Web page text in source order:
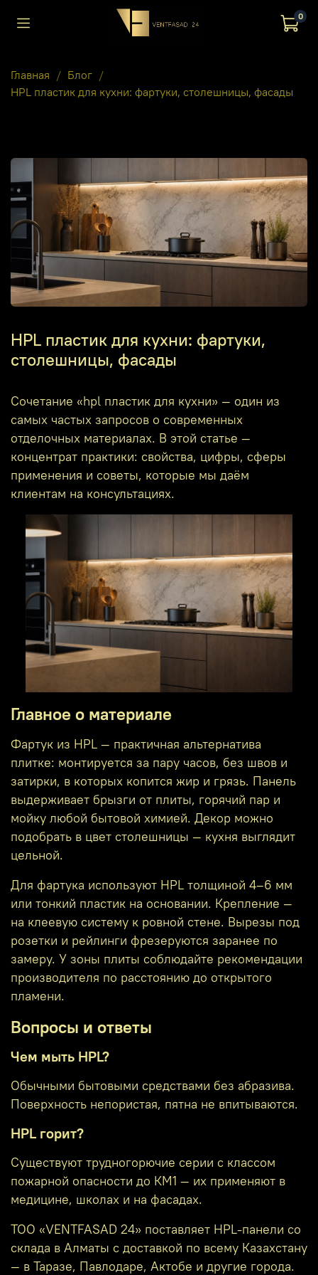
0
Главная
Блог
HPL пластик для кухни: фартуки, столешницы, фасады
HPL пластик для кухни: фартуки,
столешницы, фасады
Сочетание «hpl пластик для кухни» — один из
самых частых запросов о современных
отделочных материалах. В этой статье —
концентрат практики: свойства, цифры, сферы
применения и советы, которые мы даём
клиентам на консультациях.
Главное о материале
Фартук из HPL — практичная альтернатива
плитке: монтируется за пару часов, без швов и
затирки, в которых копится жир и грязь. Панель
выдерживает брызги от плиты, горячий пар и
мойку любой бытовой химией. Декор можно
подобрать в цвет столешницы — кухня выглядит
цельной.
Для фартука используют HPL толщиной 4–6 мм
или тонкий пластик на основании. Крепление —
на клеевую систему к ровной стене. Вырезы под
розетки и рейлинги фрезеруются заранее по
замеру. У зоны плиты соблюдайте рекомендации
производителя по расстоянию до открытого
пламени.
Вопросы и ответы
Чем мыть HPL?
Обычными бытовыми средствами без абразива.
Поверхность непористая, пятна не впитываются.
HPL горит?
Существуют трудногорючие серии с классом
пожарной опасности до КМ1 — их применяют в
медицине, школах и на фасадах.
ТОО «VENTFASAD 24» поставляет HPL-панели со
склада в Алматы с доставкой по всему Казахстану
— в Таразе, Павлодаре, Актобе и другие города.